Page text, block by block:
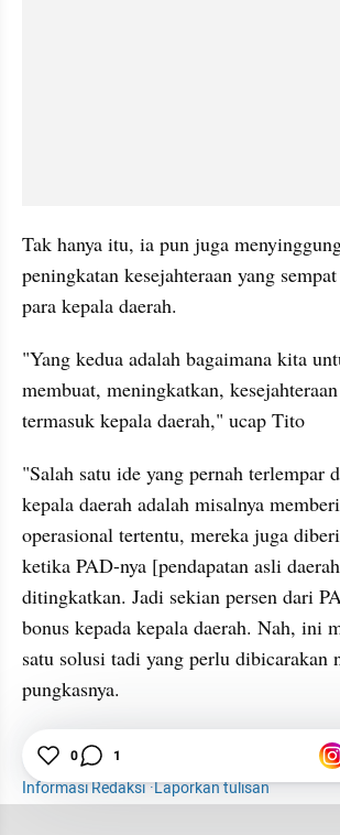
Tak hanya itu, ia pun juga
peningkatan kesejahteraan yang
para kepala daerah.
"Yang kedua adalah bagaimana kita
membuat, meningkatkan,
termasuk kepala daerah," ucap Tito
"Salah satu ide yang pernah terlempar
kepala daerah adalah misalnya
operasional tertentu, mereka juga
ketika PAD-nya [pendapatan asli
ditingkatkan. Jadi sekian persen dari
bonus kepada kepala daerah. Nah, ini
satu solusi tadi yang perlu dibicarakan
pungkasnya.
News Kepala Daerah
Pj
Informasi Redaksi·Laporkan tulisan
0 1